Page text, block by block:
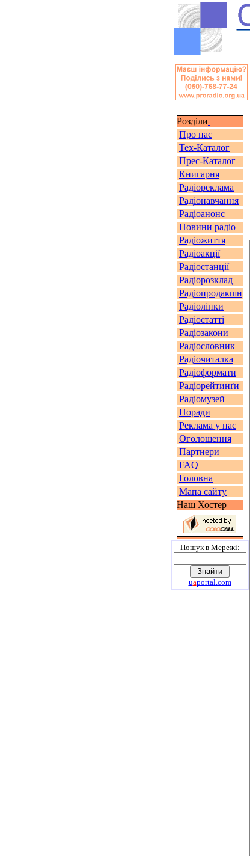
Розділи
Про нас
Тех-Каталог
Прес-Каталог
Книгарня
Радіореклама
Радіонавчання
Радіоанонс
Новини радіо
Радіожиття
Радіоакції
Радіостанції
Радіорозклад
Радіопродакшн
Радіолінки
Радіостатті
Радіозакони
Радіословник
Радіочиталка
Радіоформати
Радіорейтинґи
Радіомузей
Поради
Реклама у нас
Оголошення
Партнери
FAQ
Головна
Мапа сайту
Наш Хостер
Пошук в Мережi:
uaportal.com